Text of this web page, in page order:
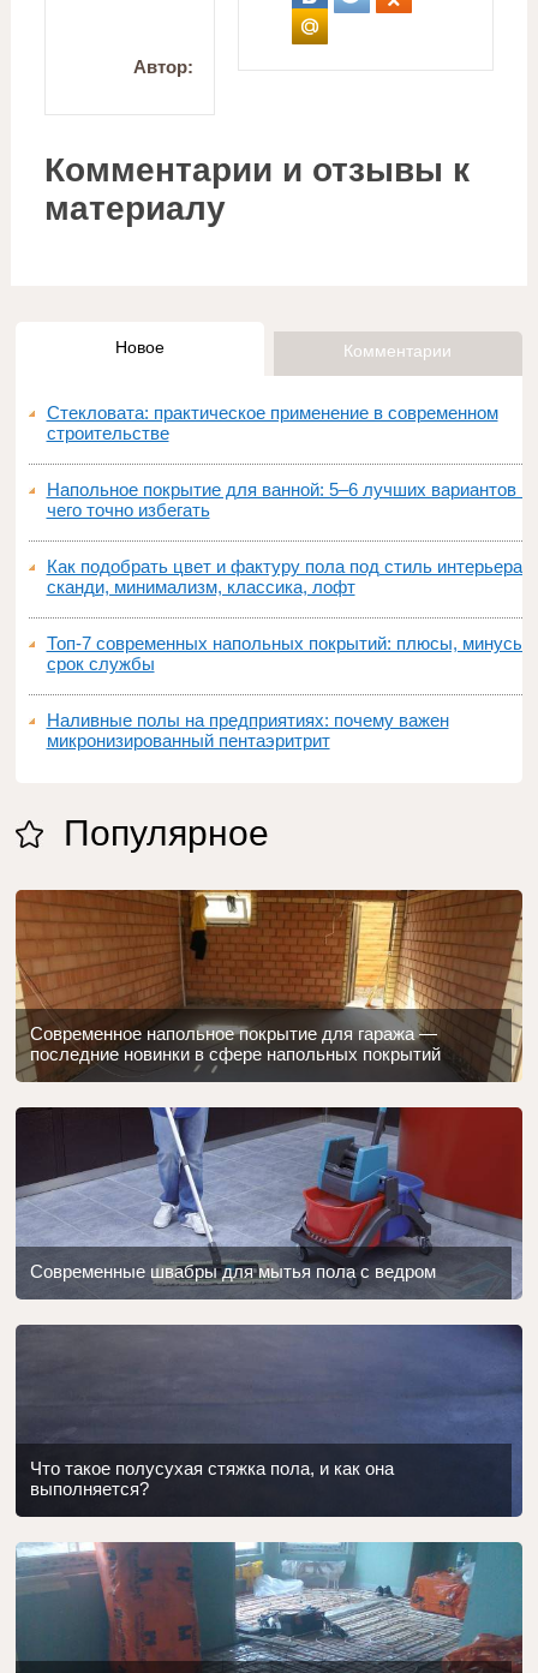
Автор:
Комментарии и отзывы к
материалу
Новое Комментарии
Стекловата: практическое применение в современном
строительстве
Напольное покрытие для ванной: 5–6 лучших вариантов и
чего точно избегать
Как подобрать цвет и фактуру пола под стиль интерьера:
сканди, минимализм, классика, лофт
Топ‑7 современных напольных покрытий: плюсы, минусы,
срок службы
Наливные полы на предприятиях: почему важен
микронизированный пентаэритрит
Популярное
Современное напольное покрытие для гаража —
последние новинки в сфере напольных покрытий
Современные швабры для мытья пола с ведром
Что такое полусухая стяжка пола, и как она
выполняется?